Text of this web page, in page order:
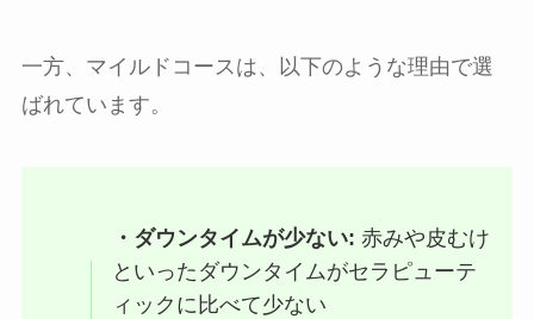
一方、マイルドコースは、以下のような理由で選
ばれています。
・ダウンタイムが少ない:赤みや皮むけ
といったダウンタイムがセラピューテ
ィックに比べて少ない